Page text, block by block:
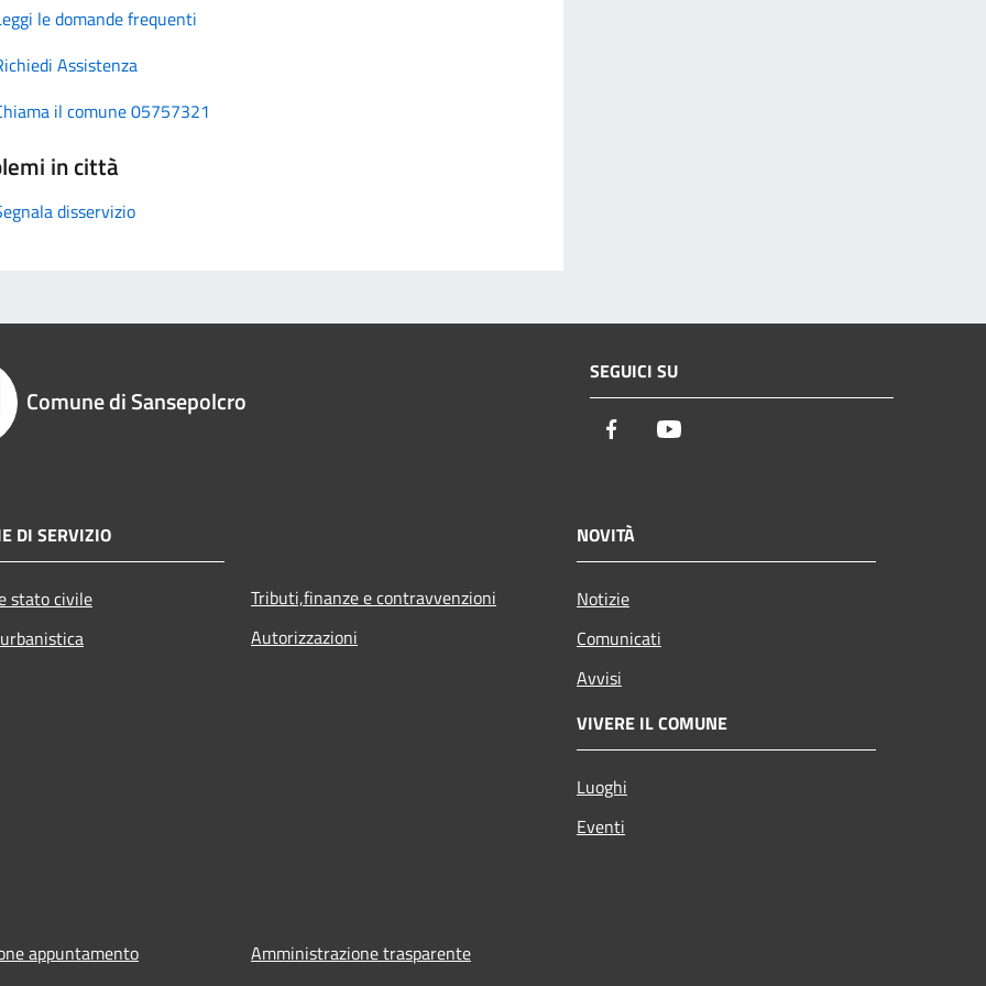
le domande frequenti
Assistenza
il comune 05757321
in città
disservizio
Comune di Sansepolcro
SEGUICI SU
Facebook
DI SERVIZIO
stato civile
Tributi,finanze e contravvenzioni
Autorizzazioni
NOVITÀ
Notizie
Comunicati
Avvisi
VIVERE IL COMUNE
Luoghi
Eventi
appuntamento
Amministrazione trasparente